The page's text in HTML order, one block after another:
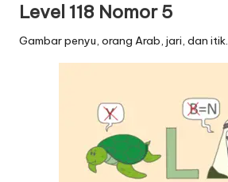
Level 118 Nomor 5
Gambar penyu, orang Arab, jari, dan itik.